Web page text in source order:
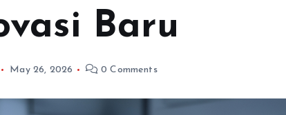
Baru
May 26, 2026 0 Comments